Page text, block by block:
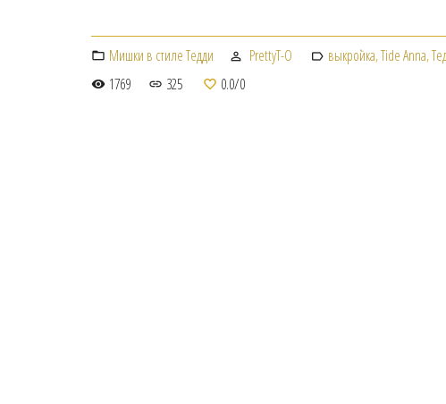
Мишки в стиле Тедди PrettyT-O выкройка,Tide Anna,
1769
325 0.0/0